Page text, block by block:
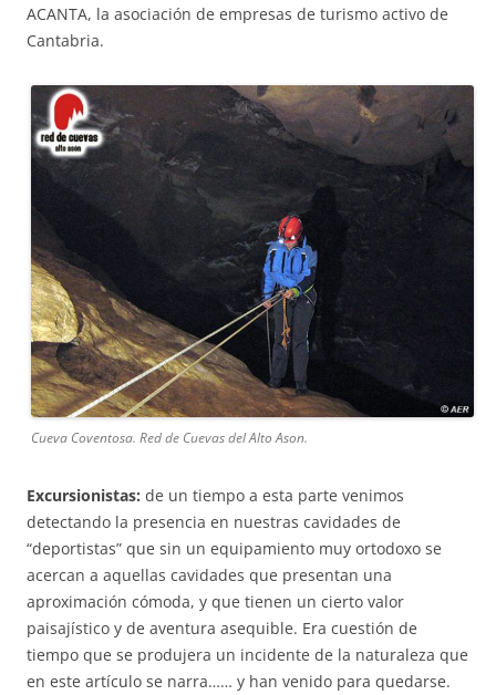
ACANTA, la asociación de empresas de turismo activo de
Cantabria.
Cueva Coventosa. Red de Cuevas del Alto Ason.
Excursionistas: de un tiempo a esta parte venimos
detectando la presencia en nuestras cavidades de
“deportistas” que sin un equipamiento muy ortodoxo se
acercan a aquellas cavidades que presentan una
aproximación cómoda, y que tienen un cierto valor
paisajístico y de aventura asequible. Era cuestión de
tiempo que se produjera un incidente de la naturaleza que
en este artículo se narra…… y han venido para quedarse.